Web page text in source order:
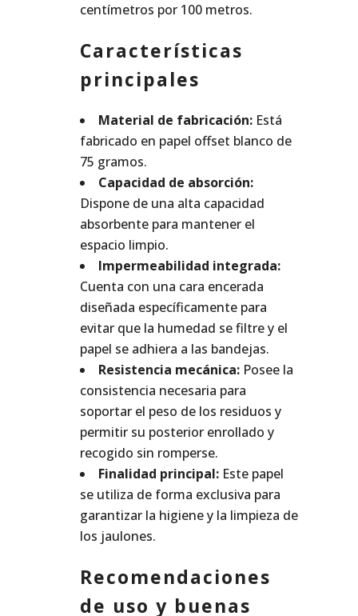
centímetros por 100 metros.
Características
principales
Material de fabricación: Está
fabricado en papel offset blanco de
75 gramos.
Capacidad de absorción:
Dispone de una alta capacidad
absorbente para mantener el
espacio limpio.
Impermeabilidad integrada:
Cuenta con una cara encerada
diseñada específicamente para
evitar que la humedad se filtre y el
papel se adhiera a las bandejas.
Resistencia mecánica: Posee la
consistencia necesaria para
soportar el peso de los residuos y
permitir su posterior enrollado y
recogido sin romperse.
Finalidad principal: Este papel
se utiliza de forma exclusiva para
garantizar la higiene y la limpieza de
los jaulones.
Recomendaciones
de uso y buenas